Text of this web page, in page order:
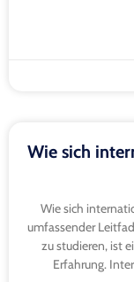
Wie sich
Wie sich
umfassender
zu studieren, ist
Erfahrung.